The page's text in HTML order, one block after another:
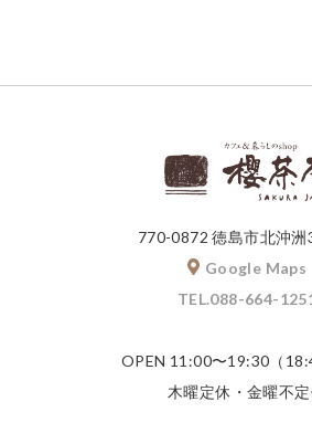
770-0872 徳島市北沖洲
Google Maps
TEL.088-664-
OPEN 11:00〜19:30（
木曜定休・金曜不